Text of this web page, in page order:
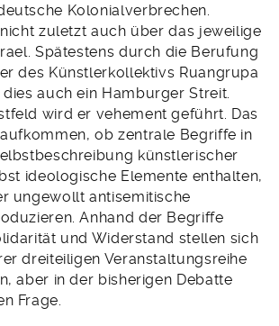
Kolonialverbrechen.
zuletzt auch über das jeweilige
Spätestens durch die Berufung
des Künstlerkollektivs Ruangrupa
dies auch ein Hamburger Streit.
wird er vehement geführt. Das
ob zentrale Begriffe in
künstlerischer
ideologische Elemente enthalten,
ungewollt antisemitische
Anhand der Begriffe
und Widerstand stellen sich
dreiteiligen Veranstaltungsreihe
aber in der bisherigen Debatte
Frage.